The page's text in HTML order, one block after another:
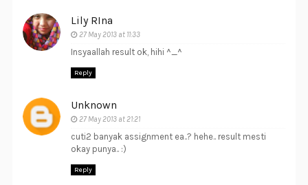
Lily RIna
27 May 2013 at 11:33
Insyaallah result ok, hihi ^_^
Reply
Unknown
27 May 2013 at 21:21
cuti2 banyak assignment ea..? hehe.. result mesti
okay punya.. :)
Reply